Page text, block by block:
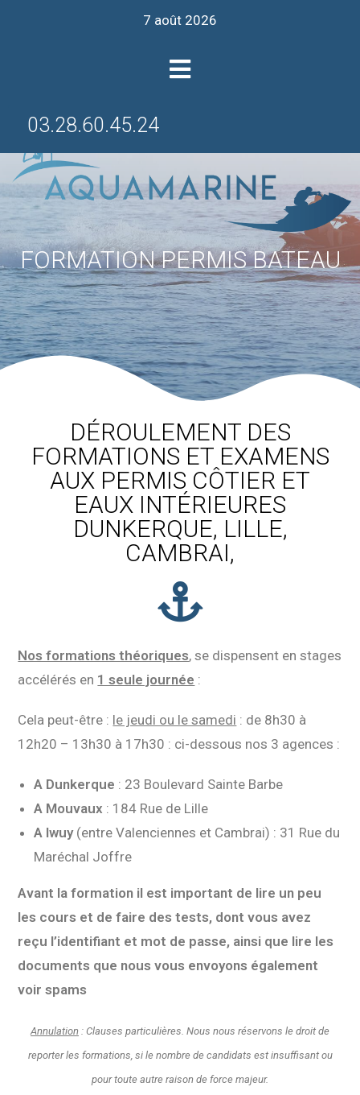
7 août 2026
03.28.60.45.24
FORMATION PERMIS BATEAU
DÉROULEMENT DES
FORMATIONS ET EXAMENS
AUX PERMIS CÔTIER ET
EAUX INTÉRIEURES
DUNKERQUE, LILLE,
CAMBRAI,
Nos formations théoriques, se dispensent en stages
accélérés en 1 seule journée :
Cela peut-être : le jeudi ou le samedi : de 8h30 à
12h20 – 13h30 à 17h30 : ci-dessous nos 3 agences :
A Dunkerque : 23 Boulevard Sainte Barbe
A Mouvaux : 184 Rue de Lille
A Iwuy(entre Valenciennes et Cambrai) : 31 Rue du
Maréchal Joffre
Avant la formation il est important de lire un peu
les cours et de faire des tests, dont vous avez
reçu l’identifiant et mot de passe, ainsi que lire les
documents que nous vous envoyons également
voir spams
Annulation : Clauses particulières. Nous nous réservons le droit de
reporter les formations, si le nombre de candidats est insuffisant ou
pour toute autre raison de force majeur.